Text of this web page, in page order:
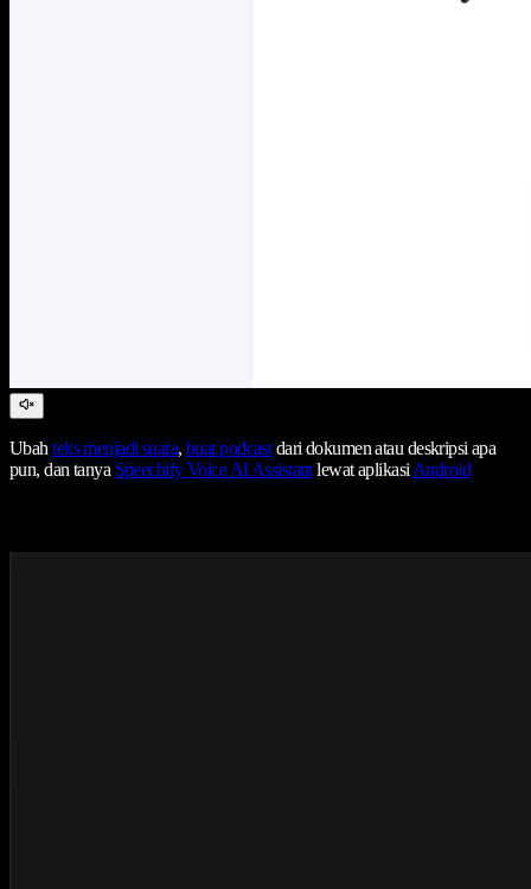
Ubahteks menjadi suara,buat podcastdari dokumen atau deskripsi apa
pun, dan tanya Speechify Voice AI Assistantlewat aplikasiAndroid